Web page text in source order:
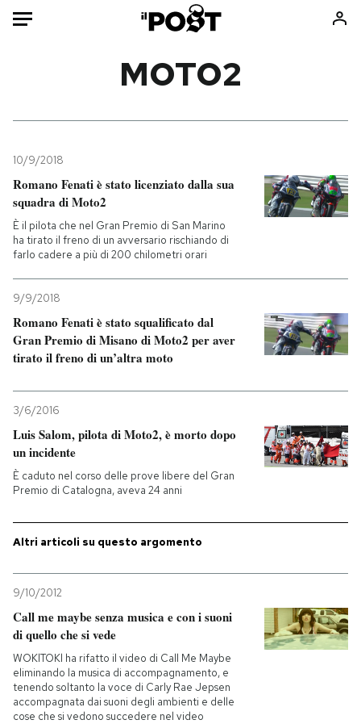
Mondo
Politica
Tecnologia
Internet
Scienza
Economia
Sport
Consumismi
Ok Boomer!
Media
Mondiali calcio 2026
PODCAST
NEWSLETTER
I MIEI PREFERITI
AREA PERSONALE
Entra
MOTO2
10/9/2018
Romano Fenati è stato licenziato dalla sua
squadra di Moto2
È il pilota che nel Gran Premio di San Marino
ha tirato il freno di un avversario rischiando di
farlo cadere a più di 200 chilometri orari
9/9/2018
Romano Fenati è stato squalificato dal
Gran Premio di Misano di Moto2 per aver
tirato il freno di un’altra moto
3/6/2016
Luis Salom, pilota di Moto2, è morto dopo
un incidente
È caduto nel corso delle prove libere del Gran
Premio di Catalogna, aveva 24 anni
Altri articoli su questo argomento
9/10/2012
Call me maybe senza musica e con i suoni
di quello che si vede
WOKlTOKl ha rifatto il video di Call Me Maybe
eliminando la musica di accompagnamento, e
tenendo soltanto la voce di Carly Rae Jepsen
accompagnata dai suoni degli ambienti e delle
cose che si vedono succedere nel video